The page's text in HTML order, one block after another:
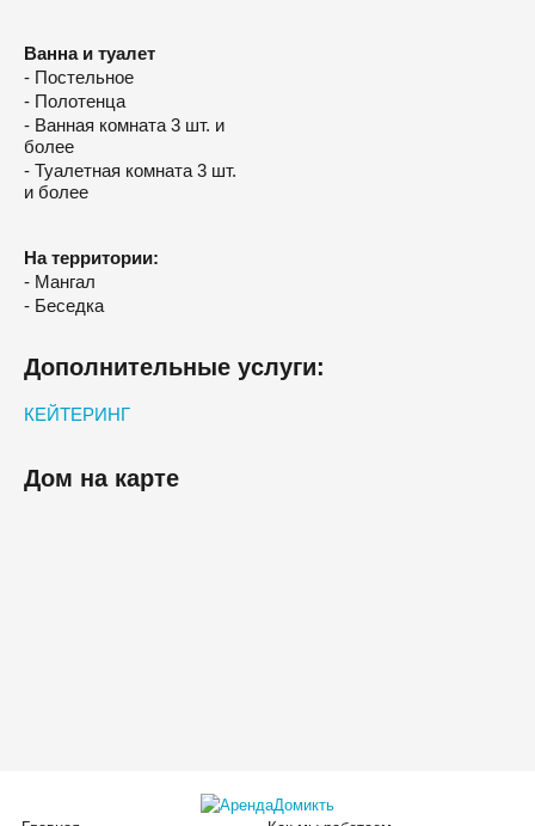
Ванна и туалет
- Постельное
- Полотенца
- Ванная комната 3 шт. и
более
- Туалетная комната 3 шт.
и более
На территории:
- Мангал
- Беседка
Дополнительные услуги:
КЕЙТЕРИНГ
Дом на карте